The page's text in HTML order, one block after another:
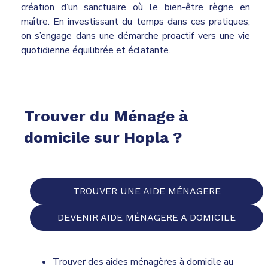
création d’un sanctuaire où le bien-être règne en
maître. En investissant du temps dans ces pratiques,
on s’engage dans une démarche proactif vers une vie
quotidienne équilibrée et éclatante.
Trouver du Ménage à
domicile sur Hopla ?
TROUVER UNE AIDE MÉNAGERE
DEVENIR AIDE MÉNAGERE A DOMICILE
Trouver des aides ménagères à domicile au